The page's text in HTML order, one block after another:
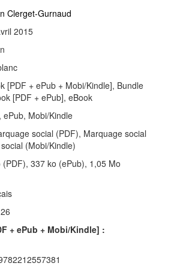
Clerget-Gurnaud
2015
[PDF + ePub + Mobi/Kindle], Bundle
[PDF + ePub], eBook
ePub, Mobi/Kindle
social (PDF), Marquage social
(Mobi/Kindle)
(PDF), 337 ko (ePub), 1,05 Mo
+ ePub + Mobi/Kindle] :